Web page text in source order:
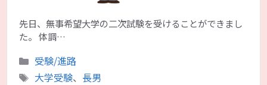
先日、無事希望大学の二次試験を受けることができまし
た。 体調…
カ
テ
受験/進路
タ
大学受験、 長男